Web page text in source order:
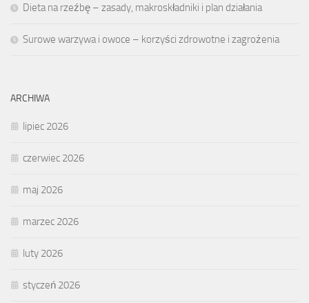
Dieta na rzeźbę – zasady, makroskładniki i plan działania
Surowe warzywa i owoce – korzyści zdrowotne i zagrożenia
ARCHIWA
lipiec 2026
czerwiec 2026
maj 2026
marzec 2026
luty 2026
styczeń 2026